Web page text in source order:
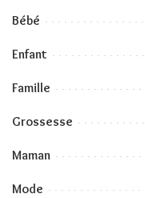
Bébé
Enfant
Famille
Grossesse
Maman
Mode